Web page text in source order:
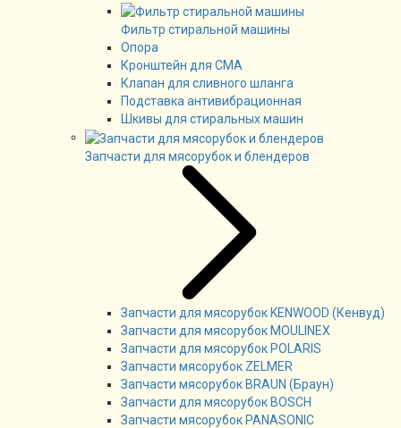
Фильтр стиральной машины
Опора
Кронштейн для СМА
Клапан для сливного шланга
Подставка антивибрационная
Шкивы для стиральных машин
Запчасти для мясорубок и блендеров
Запчасти для мясорубок KENWOOD (Кенвуд)
Запчасти для мясорубок MOULINEX
Запчасти для мясорубок POLARIS
Запчасти мясорубок ZELMER
Запчасти мясорубок BRAUN (Браун)
Запчасти для мясорубок BOSCH
Запчасти мясорубок PANASONIC